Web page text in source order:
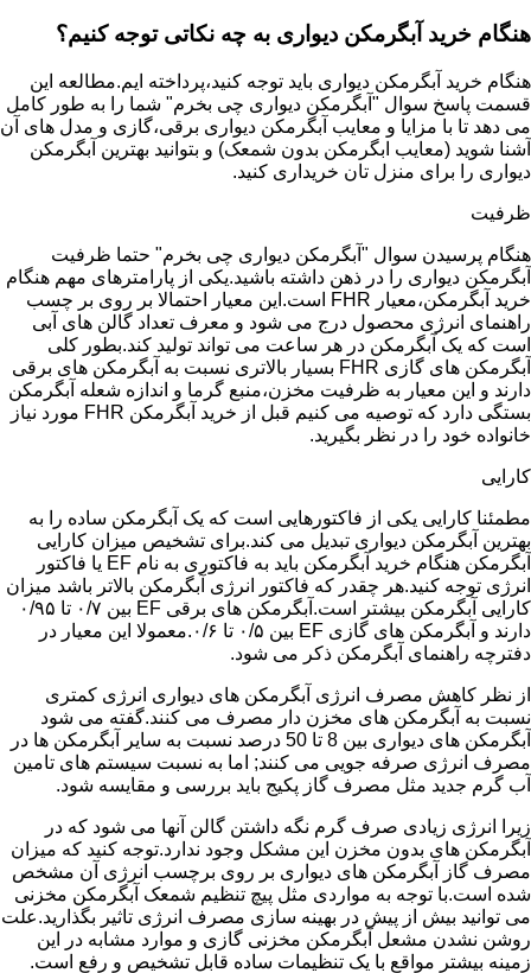
هنگام خرید آبگرمکن دیواری به چه نکاتی توجه کنیم؟
هنگام خرید آبگرمکن دیواری باید توجه کنید،پرداخته ایم.مطالعه این
قسمت پاسخ سوال "آبگرمکن دیواری چی بخرم" شما را به طور کامل
می دهد تا با مزایا و معایب آبگرمکن دیواری برقی،گازی و مدل های آن
آشنا شوید (معایب ابگرمکن بدون شمعک) و بتوانید بهترین آبگرمکن
دیواری را برای منزل تان خریداری کنید.
ظرفیت
هنگام پرسیدن سوال "آبگرمکن دیواری چی بخرم" حتما ظرفیت
آبگرمکن دیواری را در ذهن داشته باشید.یکی از پارامترهای مهم هنگام
خرید آبگرمکن،معیار FHR است.این معیار احتمالا بر روی بر چسب
راهنمای انرژی محصول درج می شود و معرف تعداد گالن های آبی
است که یک آبگرمکن در هر ساعت می تواند تولید کند.بطور کلی
آبگرمکن های گازی FHR بسیار بالاتری نسبت به آبگرمکن های برقی
دارند و این معیار به ظرفیت مخزن،منبع گرما و اندازه شعله آبگرمکن
بستگی دارد که توصیه می کنیم قبل از خرید آبگرمکن FHR مورد نیاز
خانواده خود را در نظر بگیرید.
کارایی
مطمئنا کارایی یکی از فاکتورهایی است که یک آبگرمکن ساده را به
بهترین آبگرمکن دیواری تبدیل می کند.برای تشخیص میزان کارایی
آبگرمکن هنگام خرید آبگرمکن باید به فاکتوری به نام EF یا فاکتور
انرژی توجه کنید.هر چقدر که فاکتور انرژی آبگرمکن بالاتر باشد میزان
کارایی آبگرمکن بیشتر است.آبگرمکن های برقی EF بین ۰/۷ تا ۰/۹۵
دارند و آبگرمکن های گازی EF بین ۰/۵ تا ۰/۶.معمولا این معیار در
دفترچه راهنمای آبگرمکن ذکر می شود.
از نظر کاهش مصرف انرژی آبگرمکن های دیواری انرژی کمتری
نسبت به آبگرمکن های مخزن دار مصرف می کنند.گفته می شود
آبگرمکن های دیواری بین 8 تا 50 درصد نسبت به سایر آبگرمکن ها در
مصرف انرژی صرفه جویی می کنند; اما به نسبت سیستم های تامین
آب گرم جدید مثل مصرف گاز پکیج باید بررسی و مقایسه شود.
زیرا انرژی زیادی صرف گرم نگه داشتن گالن آنها می شود که در
آبگرمکن های بدون مخزن این مشکل وجود ندارد.توجه کنید که میزان
مصرف گاز آبگرمکن های دیواری بر روی برچسب انرژی آن مشخص
شده است.با توجه به مواردی مثل پیچ تنظیم شمعک آبگرمکن مخزنی
می توانید بیش از پیش در بهینه سازی مصرف انرژی تاثیر بگذارید.علت
روشن نشدن مشعل آبگرمکن مخزنی گازی و موارد مشابه در این
زمینه بیشتر مواقع با یک تنظیمات ساده قابل تشخیص و رفع است.